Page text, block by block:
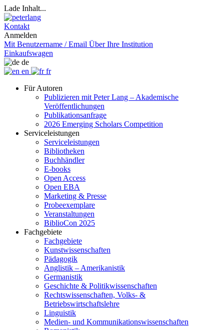
Lade Inhalt...
Kontakt
Anmelden
Mit Benutzername / Email Über Ihre Institution
Einkaufswagen
de
en
fr
Für Autoren
Publizieren mit Peter Lang – Akademische
Veröffentlichungen
Publikationsanfrage
2026 Emerging Scholars Competition
Serviceleistungen
Serviceleistungen
Bibliotheken
Buchhändler
E-books
Open Access
Open EBA
Marketing & Presse
Probeexemplare
Veranstaltungen
BiblioCon 2025
Fachgebiete
Fachgebiete
Kunstwissenschaften
Pädagogik
Anglistik – Amerikanistik
Germanistik
Geschichte & Politikwissenschaften
Rechtswissenschaften, Volks- &
Betriebswirtschaftslehre
Linguistik
Medien- und Kommunikationswissenschaften